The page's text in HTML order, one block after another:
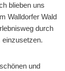
blieben uns
Walldorfer Wald
durch
einzusetzen.
und